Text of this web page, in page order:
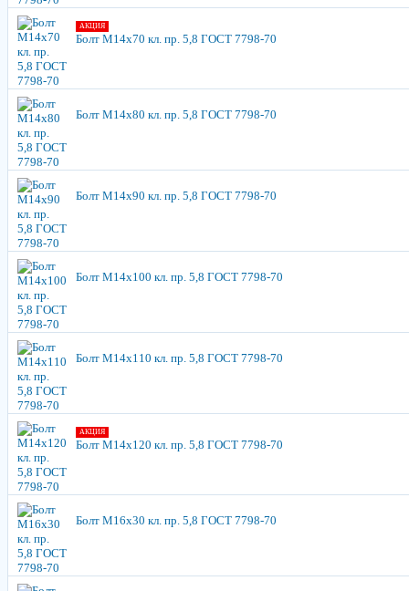
АКЦИЯ
Болт М14х70 кл. пр. 5,8 ГОСТ 7798-70
Болт М14х80 кл. пр. 5,8 ГОСТ 7798-70
Болт М14х90 кл. пр. 5,8 ГОСТ 7798-70
Болт М14х100 кл. пр. 5,8 ГОСТ 7798-70
Болт М14х110 кл. пр. 5,8 ГОСТ 7798-70
АКЦИЯ
Болт М14х120 кл. пр. 5,8 ГОСТ 7798-70
Болт М16х30 кл. пр. 5,8 ГОСТ 7798-70